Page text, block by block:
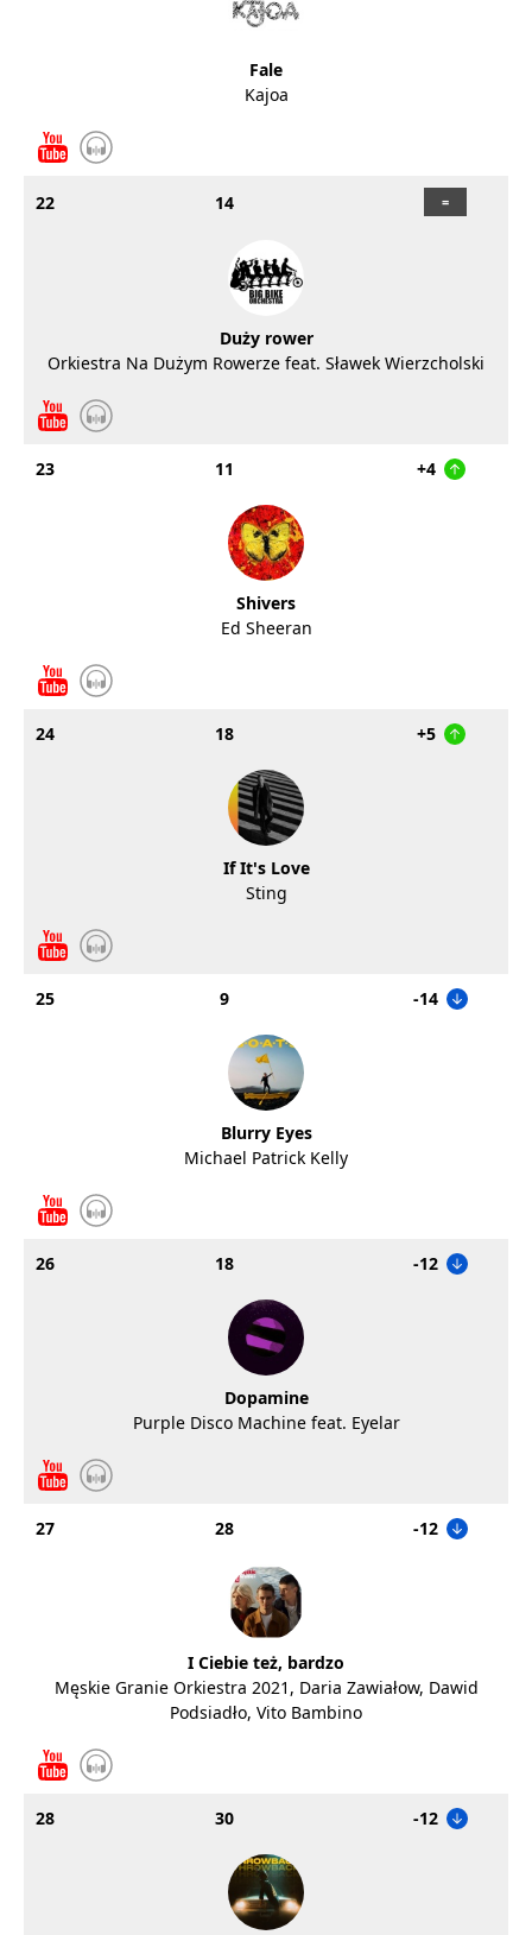
Fale
Kajoa
22 14
Duży rower
Orkiestra Na Dużym Rowerze feat. Sławek Wierzcholski
23 11 +4
Shivers
Ed Sheeran
24 18 +5
If It's Love
Sting
25 9 -14
Blurry Eyes
Michael Patrick Kelly
26 18 -12
Dopamine
Purple Disco Machine feat. Eyelar
27 28 -12
I Ciebie też, bardzo
Męskie Granie Orkiestra 2021, Daria Zawiałow, Dawid
Podsiadło, Vito Bambino
28 30 -12